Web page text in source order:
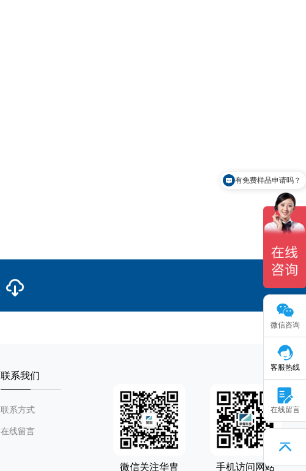
联系我们
联系方式
在线留言
微信关注华胄 手机访问网站
微信咨询
客服热线
在线留言
有免费样品申请吗？